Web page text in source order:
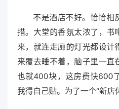
不是酒店不好。恰恰相
措。大堂的香氛太浓了，书
来，就连走廊的灯光都设计
来覆去睡不着，脑子里一直
也就400块，这房费快600
我得自己贴。为了一个“新店